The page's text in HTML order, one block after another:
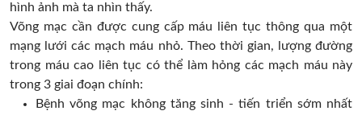
hình ảnh mà ta nhìn thấy.
Võng mạc cần được cung cấp máu liên tục thông qua một
mạng lưới các mạch máu nhỏ. Theo thời gian, lượng đường
trong máu cao liên tục có thể làm hỏng các mạch máu này
trong 3 giai đoạn chính:
Bệnh võng mạc không tăng sinh - tiến triển sớm nhất